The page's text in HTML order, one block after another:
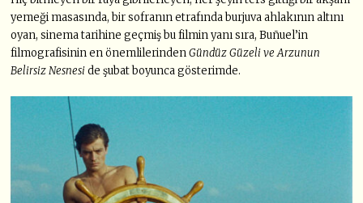
yemeği masasında, bir sofranın etrafında burjuva ahlakının altını
oyan, sinema tarihine geçmiş bu filmin yanı sıra, Buñuel’in
filmografisinin en önemlilerindenGündüz Güzeli ve Arzunun
Belirsiz Nesneside şubat boyunca gösterimde.